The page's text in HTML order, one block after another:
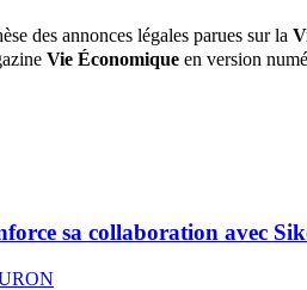
des annonces légales parues sur la
Vie Économique en version
sa collaboration avec